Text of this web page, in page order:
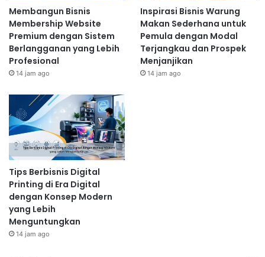
Membangun Bisnis
Membership Website
Premium dengan Sistem
Berlangganan yang Lebih
Profesional
14 jam ago
Inspirasi Bisnis Warung
Makan Sederhana untuk
Pemula dengan Modal
Terjangkau dan Prospek
Menjanjikan
14 jam ago
Tips Berbisnis Digital
Printing di Era Digital
dengan Konsep Modern
yang Lebih
Menguntungkan
14 jam ago